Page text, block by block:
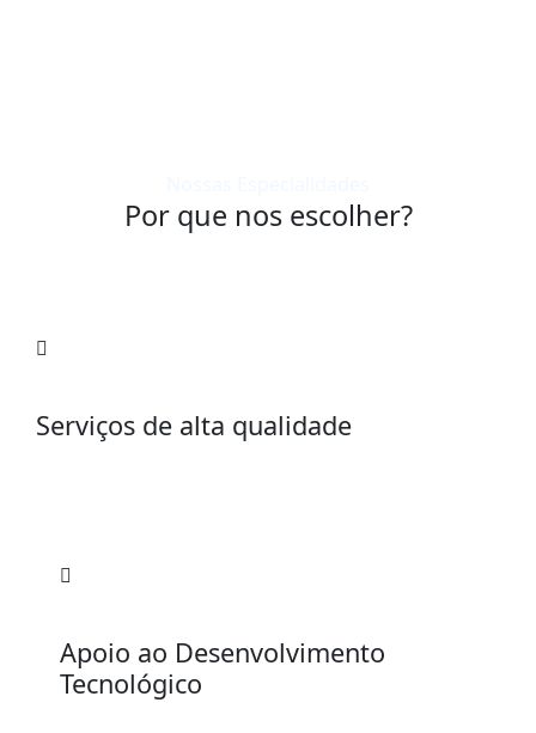
Por que nos escolher?
Serviços de alta qualidade
Apoio ao Desenvolvimento
Tecnológico